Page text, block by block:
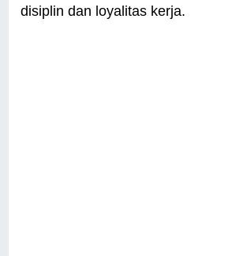
disiplin dan loyalitas kerja.